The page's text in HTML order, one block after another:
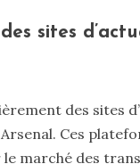
sites
des sites
Ces
le marché des